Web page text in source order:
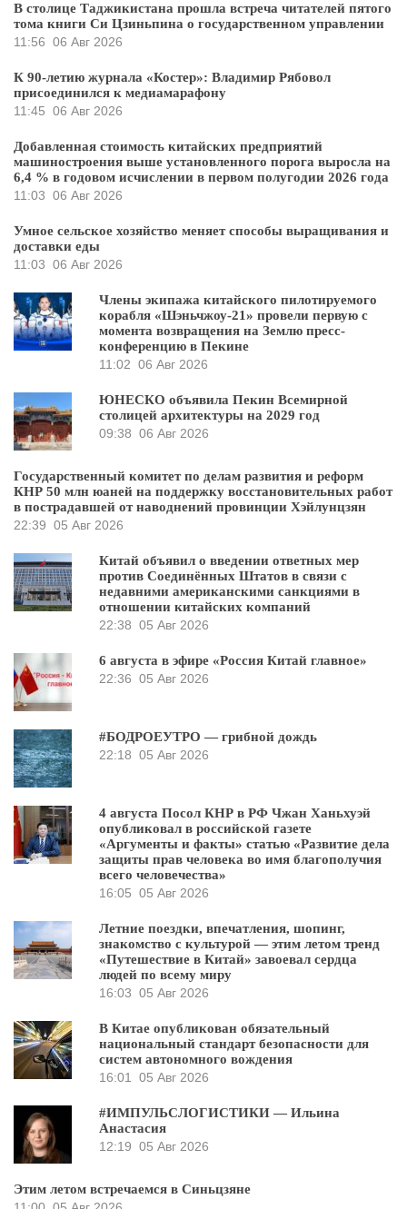
В столице Таджикистана прошла встреча читателей пятого
тома книги Си Цзиньпина о государственном управлении
11:56 06 Авг 2026
К 90-летию журнала «Костер»: Владимир Рябовол
присоединился к медиамарафону
11:45 06 Авг 2026
Добавленная стоимость китайских предприятий
машиностроения выше установленного порога выросла на
6,4 % в годовом исчислении в первом полугодии 2026 года
11:03 06 Авг 2026
Умное сельское хозяйство меняет способы выращивания и
доставки еды
11:03 06 Авг 2026
Члены экипажа китайского пилотируемого
корабля «Шэньчжоу-21» провели первую с
момента возвращения на Землю пресс-
конференцию в Пекине
11:02 06 Авг 2026
ЮНЕСКО объявила Пекин Всемирной
столицей архитектуры на 2029 год
09:38 06 Авг 2026
Государственный комитет по делам развития и реформ
КНР 50 млн юаней на поддержку восстановительных работ
в пострадавшей от наводнений провинции Хэйлунцзян
22:39 05 Авг 2026
Китай объявил о введении ответных мер
против Соединённых Штатов в связи с
недавними американскими санкциями в
отношении китайских компаний
22:38 05 Авг 2026
6 августа в эфире «Россия Китай главное»
22:36 05 Авг 2026
#БОДРОЕУТРО — грибной дождь
22:18 05 Авг 2026
4 августа Посол КНР в РФ Чжан Ханьхуэй
опубликовал в российской газете
«Аргументы и факты» статью «Развитие дела
защиты прав человека во имя благополучия
всего человечества»
16:05 05 Авг 2026
Летние поездки, впечатления, шопинг,
знакомство с культурой — этим летом тренд
«Путешествие в Китай» завоевал сердца
людей по всему миру
16:03 05 Авг 2026
В Китае опубликован обязательный
национальный стандарт безопасности для
систем автономного вождения
16:01 05 Авг 2026
#ИМПУЛЬСЛОГИСТИКИ — Ильина
Анастасия
12:19 05 Авг 2026
Этим летом встречаемся в Синьцзяне